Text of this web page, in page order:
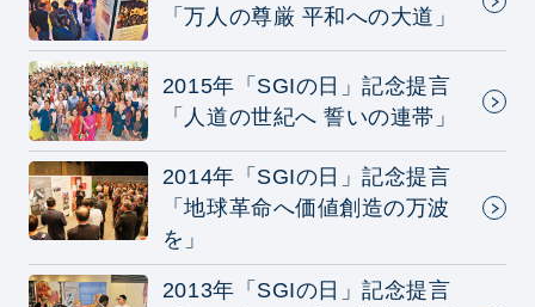
「万人の尊厳 平和への大道」
2015年「SGIの日」記念提言
「人道の世紀へ 誓いの連帯」
2014年「SGIの日」記念提言
「地球革命へ価値創造の万波
を」
2013年「SGIの日」記念提言